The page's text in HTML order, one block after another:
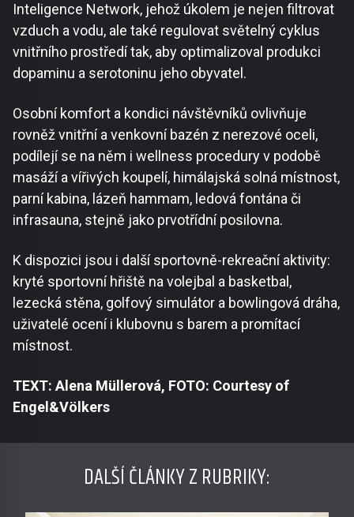
Inteligence Network, jehož úkolem je nejen filtrovat
vzduch a vodu, ale také regulovat světelný cyklus
vnitřního prostředí tak, aby optimalizoval produkci
dopaminu a serotoninu jeho obyvatel.
Osobní komfort a kondici návštěvníků ovlivňuje
rovněž vnitřní a venkovní bazén z nerezové oceli,
podílejí se na něm i wellness procedury v podobě
masáží a vířivých koupelí, himálajská solná místnost,
parní kabina, lázeň hammam, ledová fontána či
infrasauna, stejně jako prvotřídní posilovna.
K dispozici jsou i další sportovně-rekreační aktivity:
kryté sportovní hřiště na volejbal a basketbal,
lezecká stěna, golfový simulátor a bowlingová dráha,
uživatelé ocení i klubovnu s barem a promítací
místnost.
TEXT: Alena Müllerová, FOTO: Courtesy of
Engel&Völkers
DALŠÍ ČLÁNKY Z RUBRIKY: